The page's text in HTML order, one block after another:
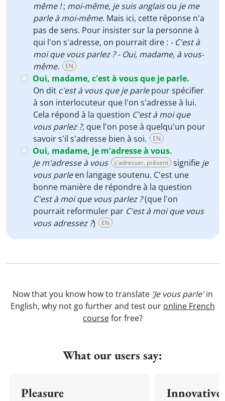
même !; moi-même, je suis anglaisou je me
parle à moi-même. Mais ici, cette réponse n'a
pas de sens. Pour insister sur la personne à
qui l'on s'adresse, on pourrait dire : - C'est à
moi que vous parlez ? - Oui, madame, à vous-
même. EN
Oui, madame, c'est à vous que je parle.
On dit c'est à vous que je parlepour spécifier
à son interlocuteur que l'on s'adresse à lui.
Cela répond à la question C'est à moi que
vous parlez ?, que l'on pose à quelqu'un pour
savoir s'il s'adresse bien à soi.
EN
Oui, madame, je m'adresse à vous.
Je m'adresse à vous
s'adresser, présent signifie je
vous parleen langage soutenu. C'est une
bonne manière de répondre à la question
C'est à moi que vous parlez ?(que l'on
pourrait reformuler par C'est à moi que vous
vous adressez ?) EN
Now that you know how to translate 'Je vous parle'in
English, why not go further and test our online French
coursefor free?
What our users say:
Pleasure Innovative